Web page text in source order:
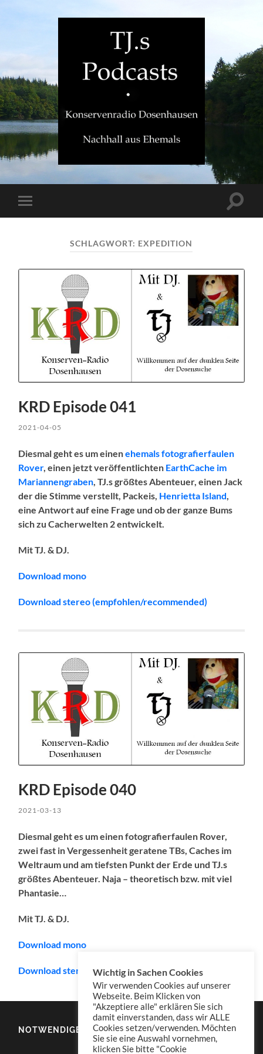
TJ.s
Mobile-
Menü
SCHLAGWORT: EXPEDITION
KRD Episode 041
2021-04-05
Diesmal geht es um einenehemals fotografierfaulen
Rover, einen jetzt veröffentlichten EarthCache im
Mariannengraben , TJ.s größtes Abenteuer, einen Jack
der die Stimme verstellt, Packeis, Henrietta Island
eine Antwort auf eine Frage und ob der ganze Bums
sich zu Cacherwelten 2 entwickelt.
Mit TJ. & DJ.
Download mono
Download stereo (empfohlen/recommended)
KRD Episode 040
2021-03-13
Diesmal geht es um einen fotografierfaulen Rover,
zwei fast in Vergessenheit geratene TBs, Caches im
Weltraum und am tiefsten Punkt der Erde und TJ.s
größtes Abenteuer. Naja – theoretisch bzw. mit viel
Phantasie…
Mit TJ. & DJ.
Download mono
Download stereo (empfohlen/recommended)
NOTWENDIGES
Wichtig in Sachen Cookies
Wir verwenden Cookies auf unserer
Webseite. Beim Klicken von
"Akzeptiere alle" erklären Sie sich
damit einverstanden, dass wir ALLE
Cookies setzen/verwenden. Möchten
Sie sie eine Auswahl vornehmen,
klicken Sie bitte "Cookie